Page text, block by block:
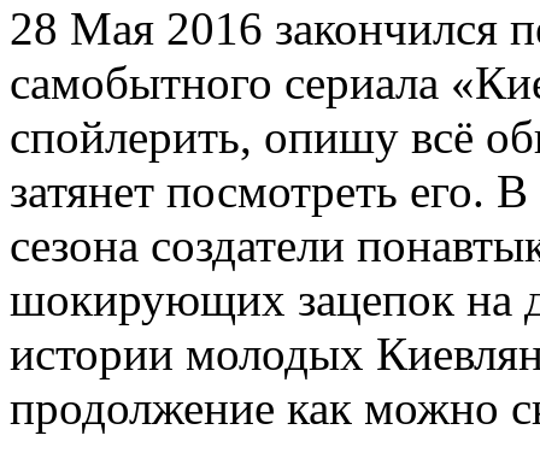
28 Мая 2016 закончился
самобытного сериала
спойлерить, опишу всё
затянет посмотреть его.
сезона создатели
шокирующих зацепок на
истории молодых
продолжение как можно